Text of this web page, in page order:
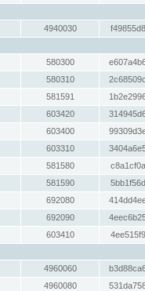
4940030
580300
580310
581591
603420
603400
603310
581580
581590
692080
692090
603410
4960060
4960080